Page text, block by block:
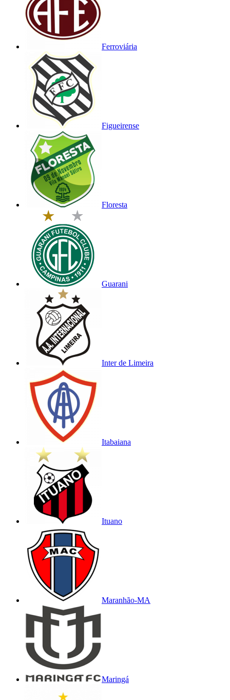
Ferroviária
Figueirense
Floresta
Guarani
Inter de Limeira
Itabaiana
Ituano
Maranhão-MA
Maringá